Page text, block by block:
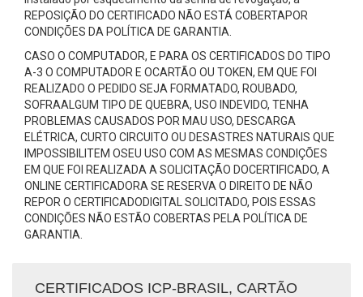
REPOSIÇÃO DO CERTIFICADO NÃO ESTÁ COBERTAPOR
CONDIÇÕES DA POLÍTICA DE GARANTIA.
CASO O COMPUTADOR, E PARA OS CERTIFICADOS DO TIPO
A-3 O COMPUTADOR E OCARTÃO OU TOKEN, EM QUE FOI
REALIZADO O PEDIDO SEJA FORMATADO, ROUBADO,
SOFRAALGUM TIPO DE QUEBRA, USO INDEVIDO, TENHA
PROBLEMAS CAUSADOS POR MAU USO, DESCARGA
ELÉTRICA, CURTO CIRCUITO OU DESASTRES NATURAIS QUE
IMPOSSIBILITEM OSEU USO COM AS MESMAS CONDIÇÕES
EM QUE FOI REALIZADA A SOLICITAÇÃO DOCERTIFICADO, A
ONLINE CERTIFICADORA SE RESERVA O DIREITO DE NÃO
REPOR O CERTIFICADODIGITAL SOLICITADO, POIS ESSAS
CONDIÇÕES NÃO ESTÃO COBERTAS PELA POLÍTICA DE
GARANTIA.
CERTIFICADOS ICP-BRASIL, CARTÃO